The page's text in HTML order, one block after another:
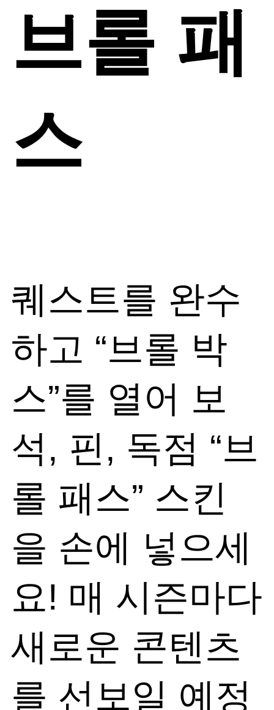
브롤 패
스
퀘스트를 완수
하고 “브롤 박
스”를 열어 보
석, 핀, 독점 “브
롤 패스” 스킨
을 손에 넣으세
요! 매 시즌마다
새로운 콘텐츠
를 선보일 예정